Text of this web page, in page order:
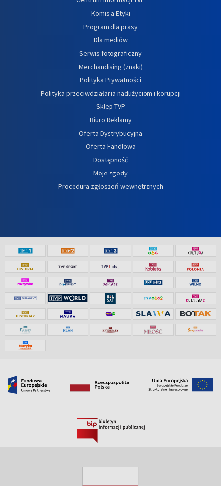
Komisja Etyki
Program dla prasy
Dla mediów
Serwis fotograficzny
Merchandising (znaki)
Polityka Prywatności
Polityka przeciwdziałania nadużyciom i korupcji
Sklep TVP
Biuro Reklamy
Oferta Dystrybucyjna
Oferta Handlowa
Dostępność
Moje zgody
Procedura zgłoszeń wewnętrznych